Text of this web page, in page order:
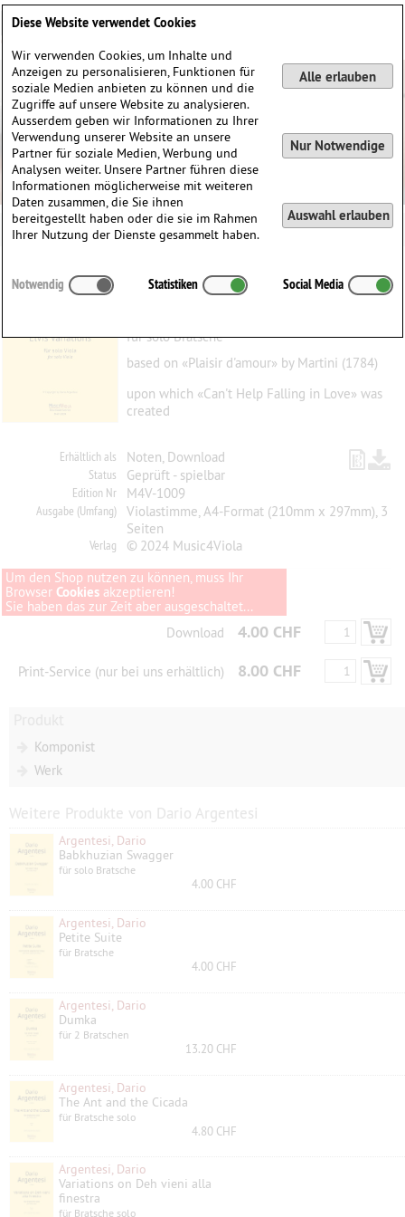
Elvis Variations
für solo Bratsche
based on «Plaisir d'amour» by Martini (1784)
upon which «Can't Help Falling in Love» was
created
Erhältlich als Noten, Download
Status Geprüft - spielbar
Edition Nr M4V-1009
Ausgabe (Umfang)
Violastimme, A4-Format (210mm x 297mm), 3
Seiten
Verlag
© 2024 Music4Viola
Um den Shop nutzen zu können, muss Ihr
Browser Cookies akzeptieren!
Sie haben das zur Zeit aber ausgeschaltet...
Download
4.00 CHF
Print-Service (nur bei uns erhältlich) 8.00 CHF
Komponist
Werk
Weitere Produkte von Dario Argentesi
Argentesi, Dario
Babkhuzian Swagger
für solo Bratsche
4.00 CHF
Argentesi, Dario
Petite Suite
für Bratsche
4.00 CHF
Argentesi, Dario
Dumka
für 2 Bratschen
13.20 CHF
Argentesi, Dario
The Ant and the Cicada
für Bratsche solo
4.80 CHF
Argentesi, Dario
Variations on Deh vieni alla
finestra
für Bratsche solo
Diese Website verwendet Cookies
Wir verwenden Cookies, um Inhalte und
Anzeigen zu personalisieren, Funktionen für
soziale Medien anbieten zu können und die
Zugriffe auf unsere Website zu analysieren.
Ausserdem geben wir Informationen zu Ihrer
Verwendung unserer Website an unsere
Partner für soziale Medien, Werbung und
Analysen weiter. Unsere Partner führen diese
Informationen möglicherweise mit weiteren
Daten zusammen, die Sie ihnen
bereitgestellt haben oder die sie im Rahmen
Ihrer Nutzung der Dienste gesammelt haben.
Alle erlauben
Nur Notwendige
Auswahl erlauben
Notwendig Statistiken Social Media